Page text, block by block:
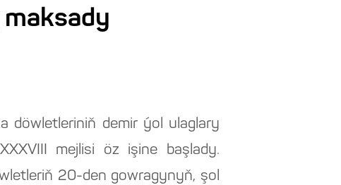
döwletleriniň demir ýol ulaglary
mejlisi öz işine başlady.
20-den gowragynyň, şol